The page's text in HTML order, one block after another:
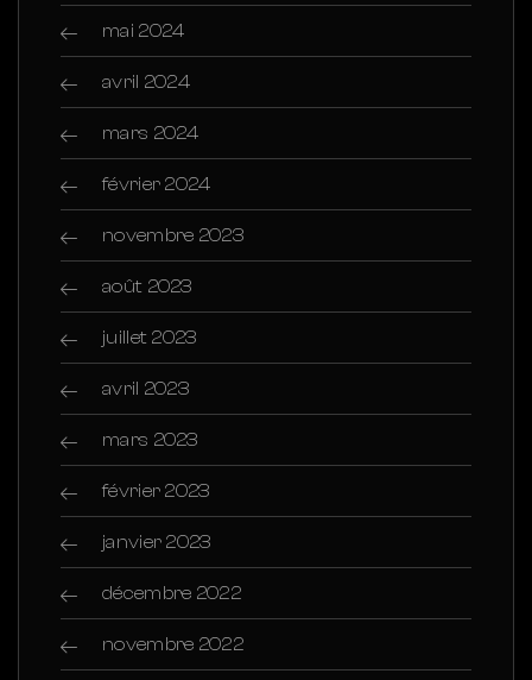
mai 2024
avril 2024
mars 2024
février 2024
novembre 2023
août 2023
juillet 2023
avril 2023
mars 2023
février 2023
janvier 2023
décembre 2022
novembre 2022